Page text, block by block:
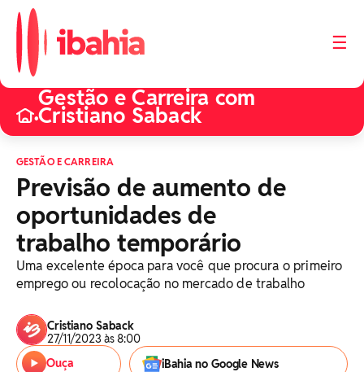
☰
•
Gestão e Carreira com
Cristiano Saback
GESTÃO E CARREIRA
Previsão de aumento de
oportunidades de
trabalho temporário
Uma excelente época para você que procura o primeiro
emprego ou recolocação no mercado de trabalho
Cristiano Saback
27/11/2023 às 8:00
Ouça
iBahia no Google News